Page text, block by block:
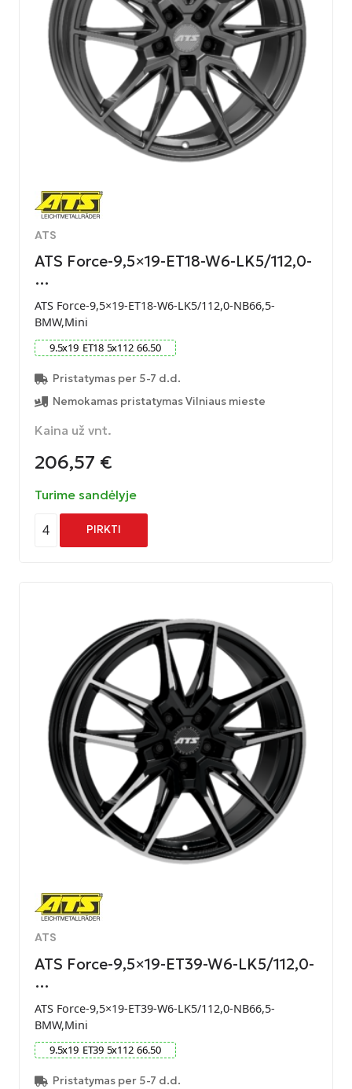
ATS
ATS Force-9,5×19-ET18-W6-LK5/112,0-
…
ATS Force-9,5×19-ET18-W6-LK5/112,0-NB66,5-
BMW,Mini
9.5x19 ET18 5x112 66.50
Pristatymas per 5-7 d.d.
Nemokamas pristatymas Vilniaus mieste
Kaina už vnt.
206,57 €
Turime sandėlyje
4 PIRKTI
ATS
ATS Force-9,5×19-ET39-W6-LK5/112,0-
…
ATS Force-9,5×19-ET39-W6-LK5/112,0-NB66,5-
BMW,Mini
9.5x19 ET39 5x112 66.50
Pristatymas per 5-7 d.d.